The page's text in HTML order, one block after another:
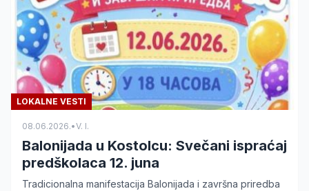
LOKALNE VESTI
08.06.2026.•V. I.
Balonijada u Kostolcu: Svečani ispraćaj
predškolaca 12. juna
Tradicionalna manifestacija Balonijada i završna priredba